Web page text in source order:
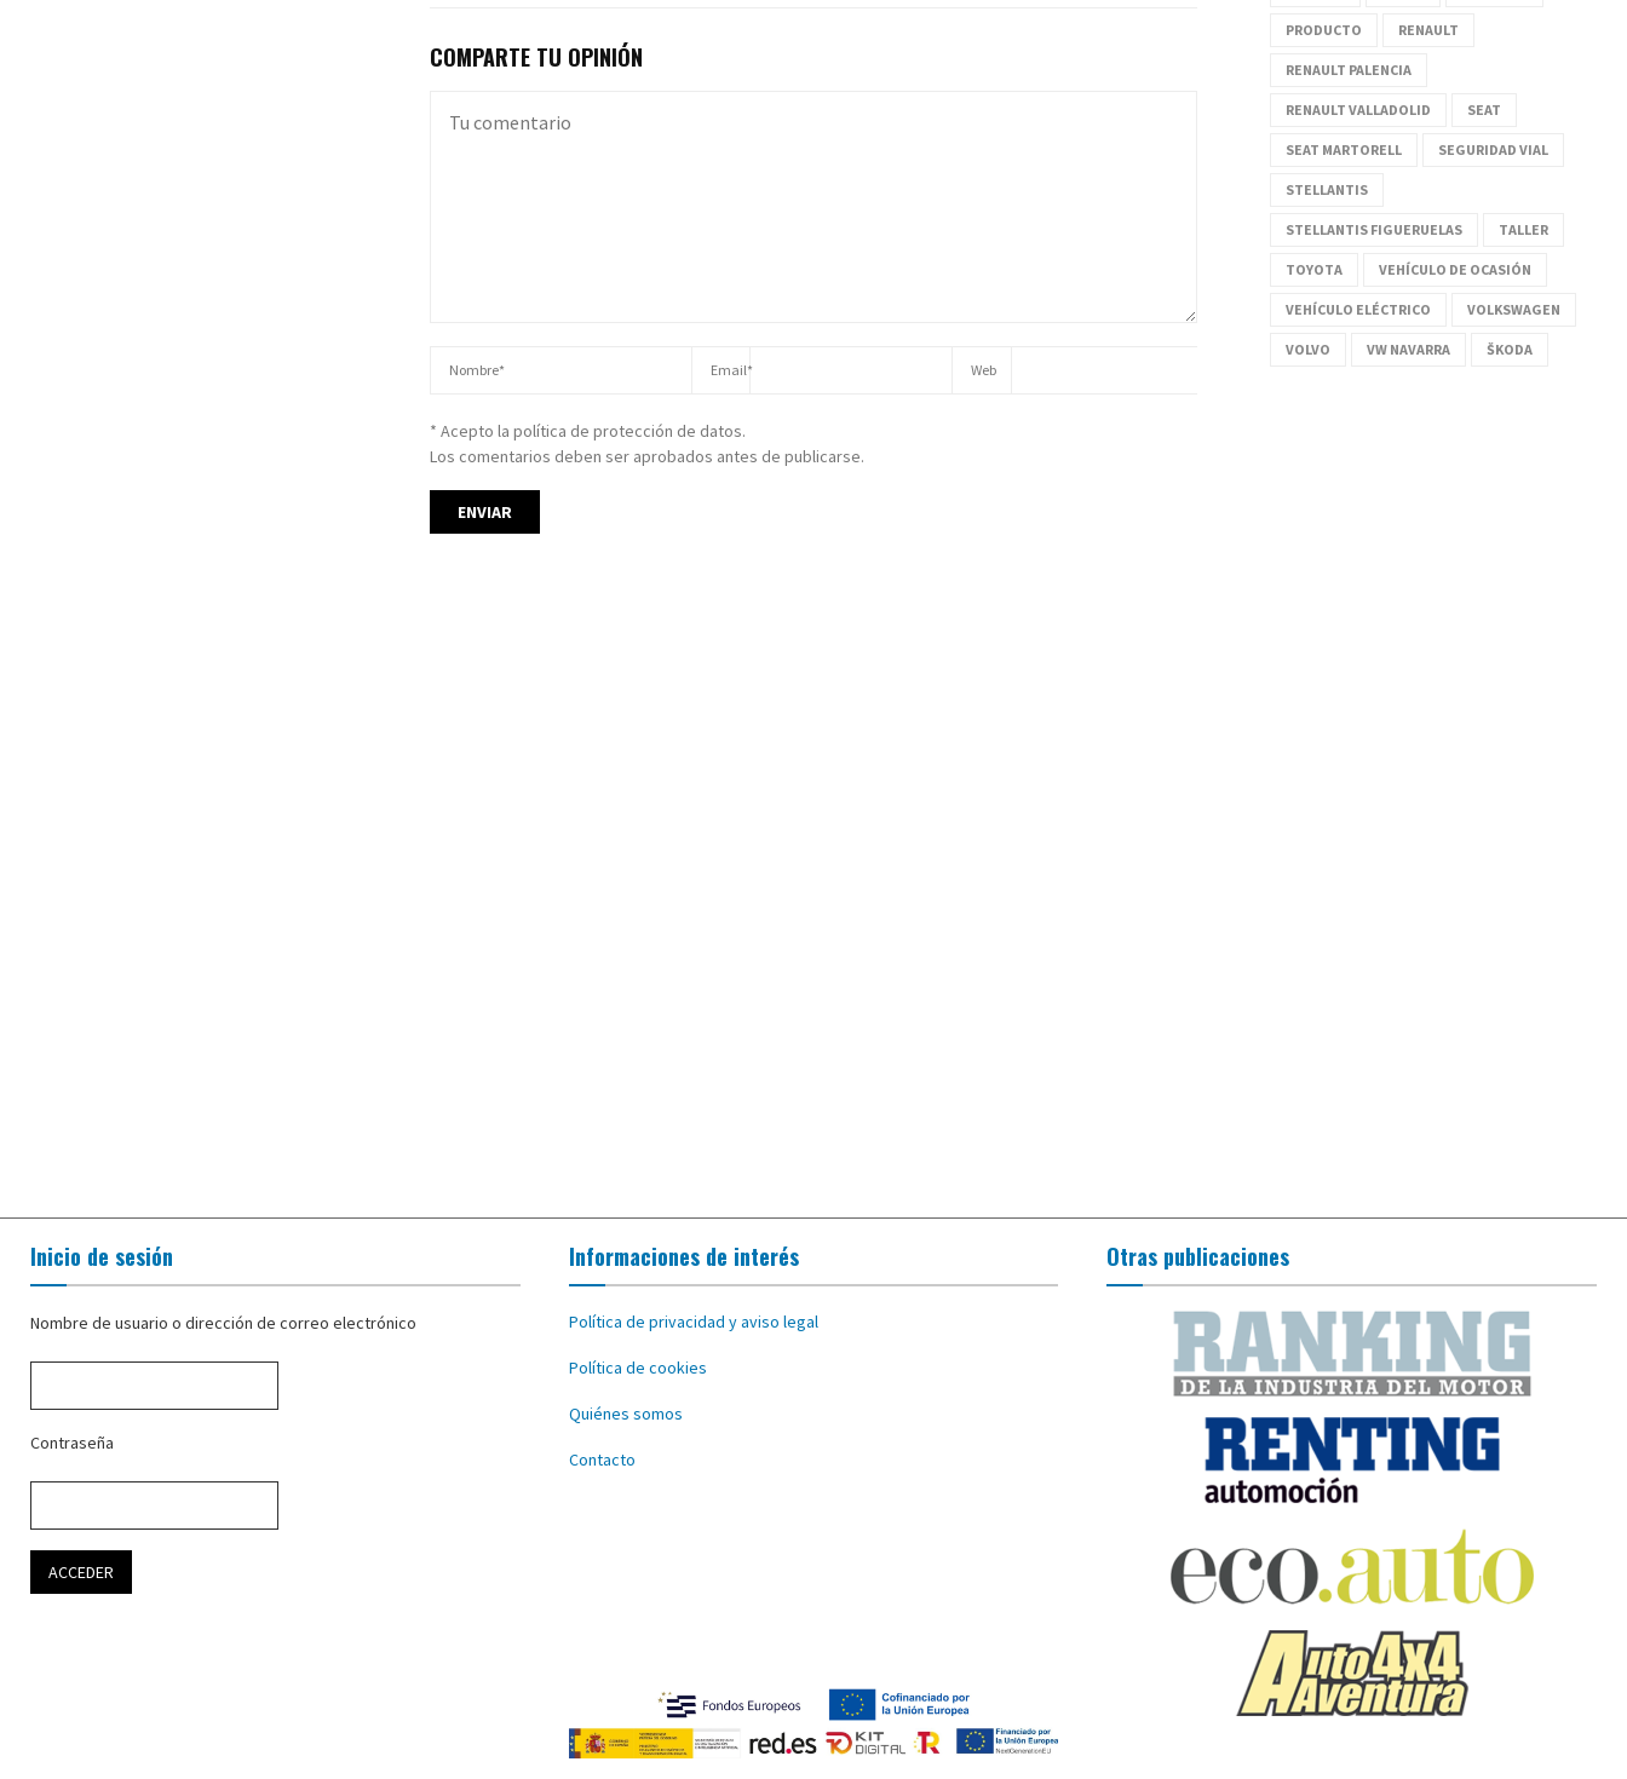
COMPARTE TU OPINIÓN
* Acepto la política de protección de datos.
Los comentarios deben ser aprobados antes de publicarse.
PRODUCTO RENAULT
RENAULT PALENCIA
RENAULT VALLADOLID SEAT
SEAT MARTORELL SEGURIDAD VIAL
STELLANTIS
STELLANTIS FIGUERUELAS TALLER
TOYOTA VEHÍCULO DE OCASIÓN
VEHÍCULO ELÉCTRICO VOLKSWAGEN
VOLVO VW NAVARRA ŠKODA
Inicio de sesión
Nombre de usuario o dirección de correo electrónico
Contraseña
Informaciones de interés
Política de privacidad y aviso legal
Política de cookies
Quiénes somos
Contacto
Otras publicaciones